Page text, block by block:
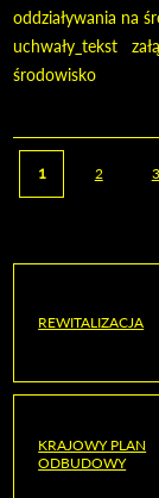
oddziaływania na
uchwały_tekst
środowisko
Strony
1 2 3
REWITALIZACJA
KRAJOWY PLAN
ODBUDOWY